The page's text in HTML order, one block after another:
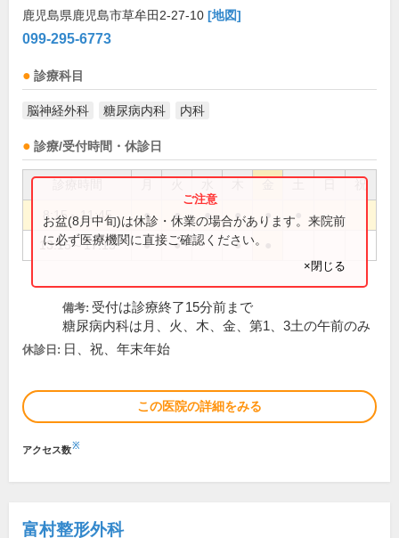
鹿児島県鹿児島市草牟田2-27-10 [地図]
099-295-6773
診療科目
脳神経外科 糖尿病内科 内科
診療/受付時間・休診日
祝
8:15～11:45 ● ● ● ● ●
13:15～17:15 ● ● ●
お盆(8月中旬)は休診・休業の場合があります。来院前
に必ず医療機関に直接ご確認ください。
×閉じる
備考: 受付は診療終了15分前まで
糖尿病内科は月、火、木、金、第1、3土の午前のみ
休診日: 日、祝、年末年始
この医院の詳細をみる
アクセス数※
富村整形外科